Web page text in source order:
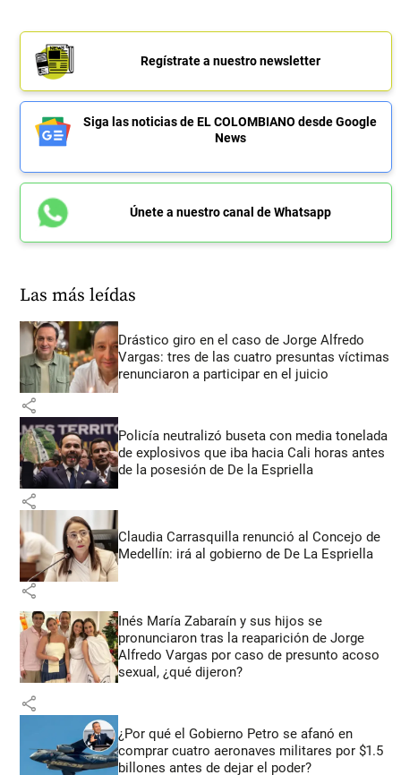
Regístrate a nuestro newsletter
Siga las noticias de EL COLOMBIANO desde Google
News
Únete a nuestro canal de Whatsapp
Las más leídas
Drástico giro en el caso de Jorge Alfredo
Vargas: tres de las cuatro presuntas víctimas
renunciaron a participar en el juicio
share
Policía neutralizó buseta con media tonelada
de explosivos que iba hacia Cali horas antes
de la posesión de De la Espriella
share
Claudia Carrasquilla renunció al Concejo de
Medellín: irá al gobierno de De La Espriella
share
Inés María Zabaraín y sus hijos se
pronunciaron tras la reaparición de Jorge
Alfredo Vargas por caso de presunto acoso
sexual, ¿qué dijeron?
share
¿Por qué el Gobierno Petro se afanó en
comprar cuatro aeronaves militares por $1.5
billones antes de dejar el poder?